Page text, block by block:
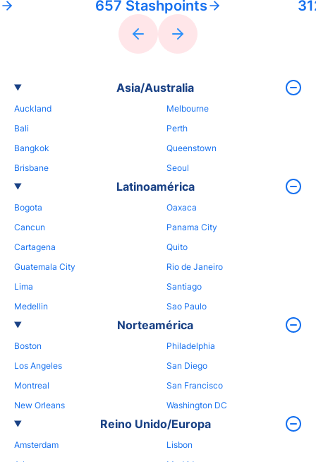
657 Stashpoints
Asia/Australia
Auckland
Bali
Bangkok
Brisbane
Melbourne
Perth
Queenstown
Seoul
Latinoamérica
Bogota
Cancun
Cartagena
Guatemala City
Lima
Medellin
Oaxaca
Panama City
Quito
Rio de Janeiro
Santiago
Sao Paulo
Norteamérica
Boston
Los Angeles
Montreal
New Orleans
Philadelphia
San Diego
San Francisco
Washington DC
Reino Unido/Europa
Amsterdam
Lisbon